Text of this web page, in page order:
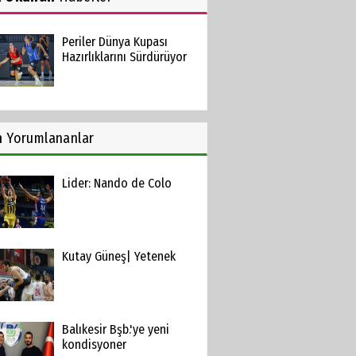
Periler Dünya Kupası
Hazırlıklarını Sürdürüyor
Yorumlananlar
Lider: Nando de Colo
Kutay Güneş| Yetenek
Balıkesir Bşb.'ye yeni
kondisyoner